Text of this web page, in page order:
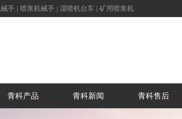
手 喷浆机械手 湿喷机台车 矿用喷浆机
青科产品 青科新闻 青科售后